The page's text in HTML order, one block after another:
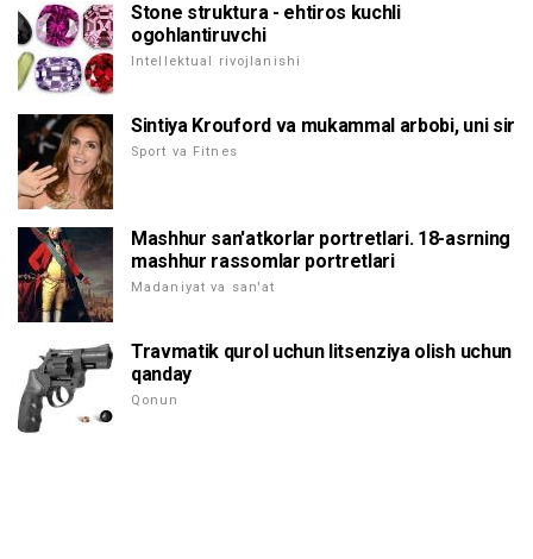
Stone struktura - ehtiros kuchli
ogohlantiruvchi
Intellektual rivojlanishi
Sintiya Krouford va mukammal arbobi, uni sir
Sport va Fitnes
Mashhur san'atkorlar portretlari. 18-asrning
mashhur rassomlar portretlari
Madaniyat va san'at
Travmatik qurol uchun litsenziya olish uchun
qanday
Qonun